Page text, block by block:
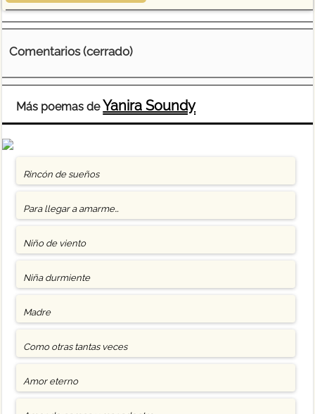
Comentarios (cerrado)
Más poemas deYanira Soundy
Rincón de sueños
Para llegar a amarme…
Niño de viento
Niña durmiente
Madre
Como otras tantas veces
Amor eterno